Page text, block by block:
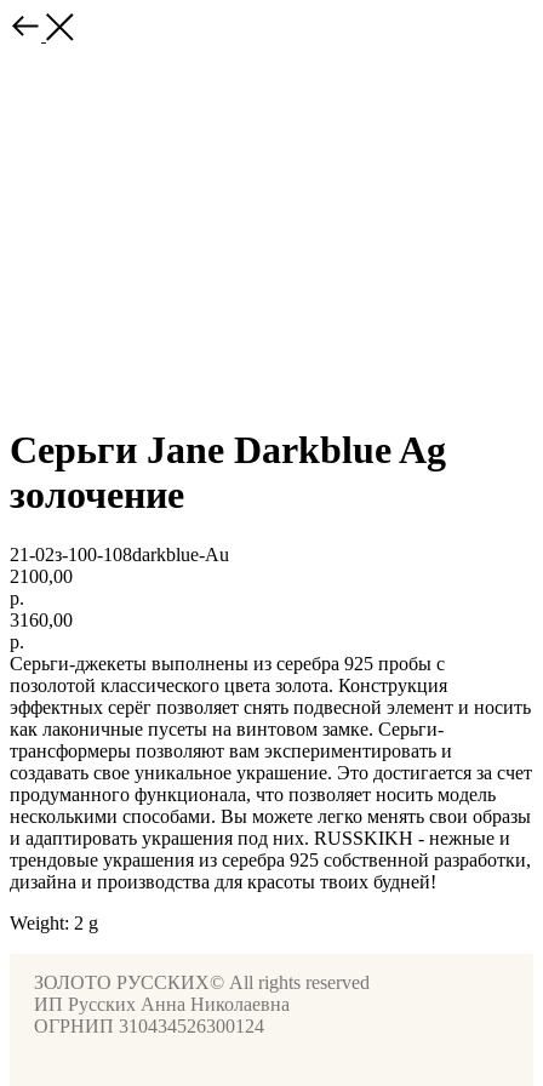
Серьги Jane Darkblue Ag
золочение
21-02з-100-108darkblue-Au
2100,00
р.
3160,00
р.
Серьги-джекеты выполнены из серебра 925 пробы с
позолотой классического цвета золота. Конструкция
эффектных серёг позволяет снять подвесной элемент и носить
как лаконичные пусеты на винтовом замке. Серьги-
трансформеры позволяют вам экспериментировать и
создавать свое уникальное украшение. Это достигается за счет
продуманного функционала, что позволяет носить модель
несколькими способами. Вы можете легко менять свои образы
и адаптировать украшения под них. RUSSKIKH - нежные и
трендовые украшения из серебра 925 собственной разработки,
дизайна и производства для красоты твоих будней!
Weight: 2 g
ЗОЛОТО РУССКИХ© All rights reserved
ИП Русских Анна Николаевна
ОГРНИП 310434526300124